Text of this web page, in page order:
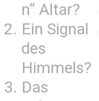
n“ Altar?
Ein Signal
des
Himmels?
Das